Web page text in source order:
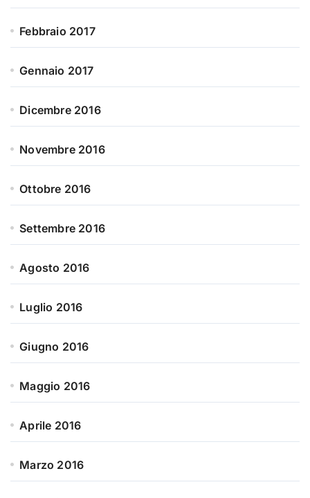
Febbraio 2017
Gennaio 2017
Dicembre 2016
Novembre 2016
Ottobre 2016
Settembre 2016
Agosto 2016
Luglio 2016
Giugno 2016
Maggio 2016
Aprile 2016
Marzo 2016